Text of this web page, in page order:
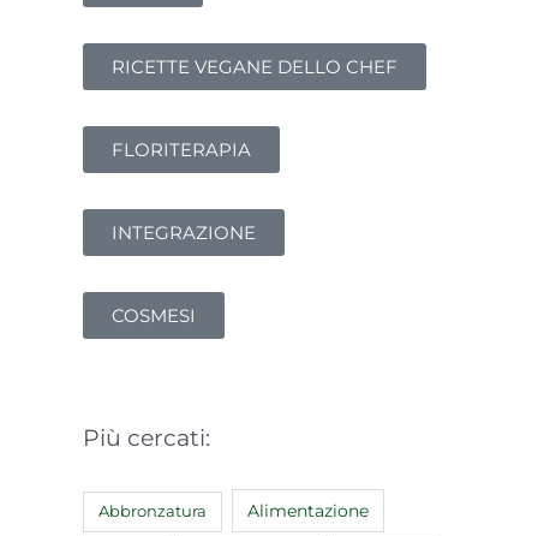
RICETTE VEGANE DELLO CHEF
FLORITERAPIA
INTEGRAZIONE
COSMESI
Più cercati:
Abbronzatura Alimentazione